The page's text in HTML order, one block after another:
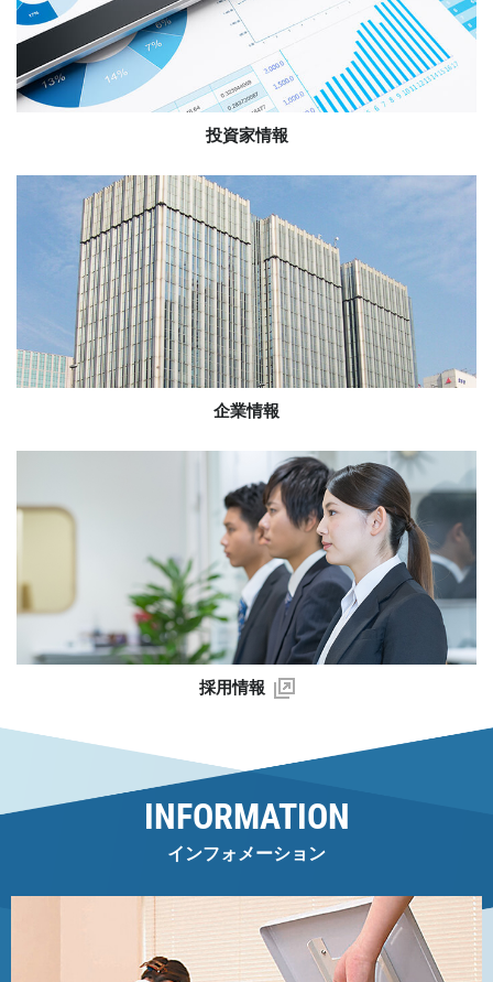
投資家情報
企業情報
採用情報
INFORMATION
インフォメーション